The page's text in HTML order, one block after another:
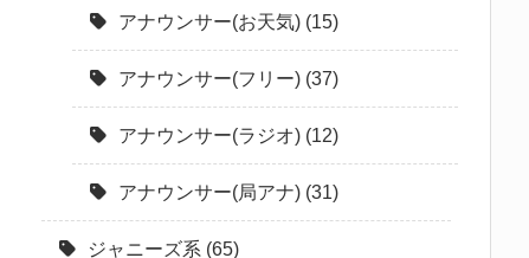
アナウンサー(お天気) (15)
アナウンサー(フリー) (37)
アナウンサー(ラジオ) (12)
アナウンサー(局アナ) (31)
ジャニーズ系 (65)